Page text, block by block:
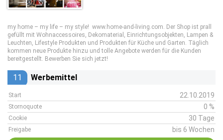
my home – my life – my style! www.home-and-living.com. Der Shop ist prall
gefüllt mit Wohnaccessoires, Dekomaterial, Einrichtungsobjekten, Lampen &
Leuchten, Lifestyle Produkten und Produkten für Küche und Garten. Täglich
kommen neue Produkte hinzu und tolle Angebote werden für die Kunden
bereitgestellt. Bewerben Sie sich jetzt!
11 Werbemittel
Start 22.10.2019
Stornoquote 0 %
Cookie 30 Tage
Freigabe bis 6 Wochen